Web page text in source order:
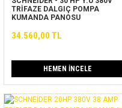
TRİFAZE DALGIÇ POMPA
KUMANDA PANOSU
34.560,00 TL
HEMEN İNCELE